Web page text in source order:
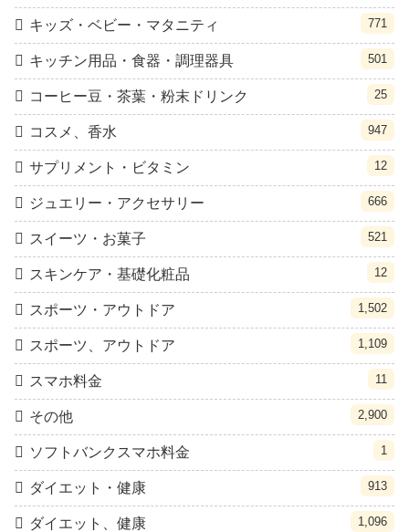
キッズ・ベビー・マタニティ 771
キッチン用品・食器・調理器具 501
コーヒー豆・茶葉・粉末ドリンク 25
コスメ、香水 947
サプリメント・ビタミン 12
ジュエリー・アクセサリー 666
スイーツ・お菓子 521
スキンケア・基礎化粧品 12
スポーツ・アウトドア 1,502
スポーツ、アウトドア 1,109
スマホ料金 11
その他 2,900
ソフトバンクスマホ料金 1
ダイエット・健康 913
ダイエット、健康 1,096